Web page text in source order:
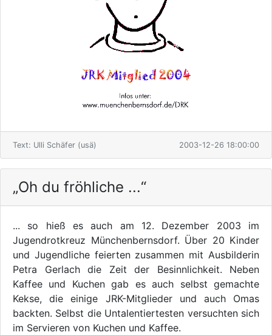
Text: Ulli Schäfer (usä) 2003-12-26 18:00:00
„Oh du fröhliche ...“
... so hieß es auch am 12. Dezember 2003 im
Jugendrotkreuz Münchenbernsdorf. Über 20 Kinder
und Jugendliche feierten zusammen mit Ausbilderin
Petra Gerlach die Zeit der Besinnlichkeit. Neben
Kaffee und Kuchen gab es auch selbst gemachte
Kekse, die einige JRK-Mitglieder und auch Omas
backten. Selbst die Untalentiertesten versuchten sich
im Servieren von Kuchen und Kaffee.